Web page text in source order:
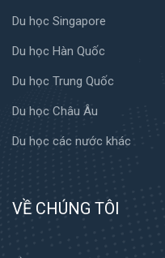
Du học Singapore
Du học Hàn Quốc
Du học Trung Quốc
Du học Châu Âu
Du học các nước khác
VỀ CHÚNG TÔI